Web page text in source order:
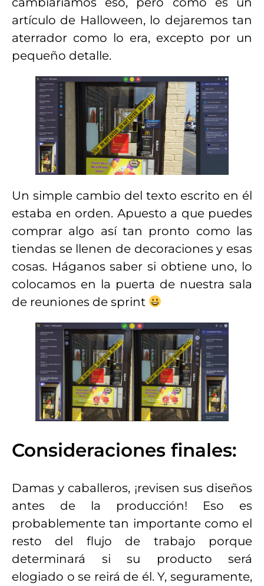
artículo de Halloween, lo dejaremos tan
aterrador como lo era, excepto por un
pequeño detalle.
Un simple cambio del texto escrito en él
estaba en orden. Apuesto a que puedes
comprar algo así tan pronto como las
tiendas se llenen de decoraciones y esas
cosas. Háganos saber si obtiene uno, lo
colocamos en la puerta de nuestra sala
de reuniones de sprint
Consideraciones finales:
Damas y caballeros, ¡revisen sus diseños
antes de la producción! Eso es
probablemente tan importante como el
resto del flujo de trabajo porque
determinará si su producto será
elogiado o se reirá de él. Y, seguramente,